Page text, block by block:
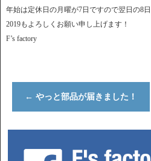
年始は定休日の月曜が7日ですので翌日の8
2019もよろしくお願い申し上げます！
F’s factory
← やっと部品が届きました！